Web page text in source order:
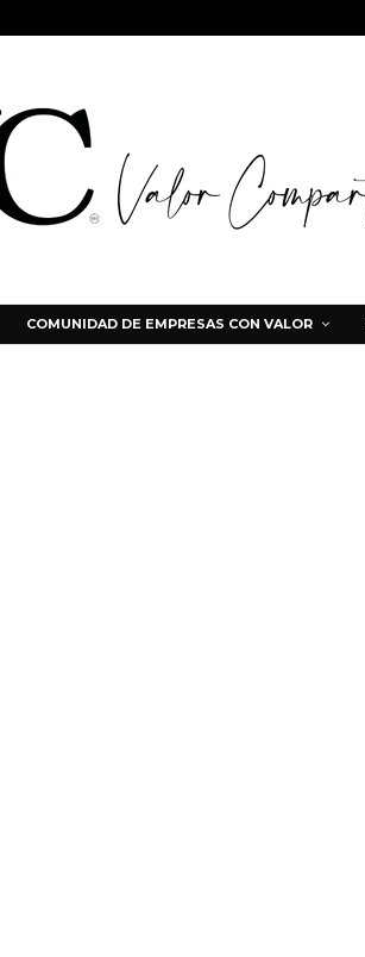
COMUNIDAD DE EMPRESAS CON VALOR